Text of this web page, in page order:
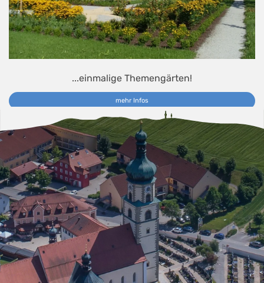
...einmalige Themengärten!
mehr Infos